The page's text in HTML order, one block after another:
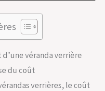
véranda verrière
du coût
verrières, le coût